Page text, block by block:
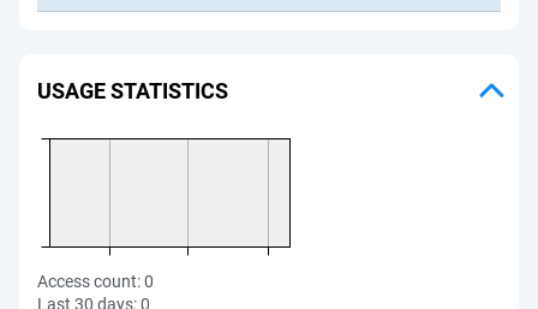
USAGE STATISTICS
Access count:0
Last 30 days:0